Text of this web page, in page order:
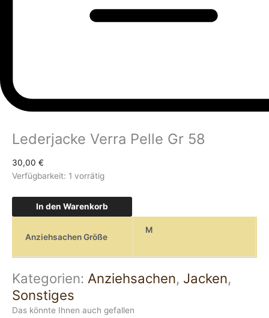
Lederjacke Verra Pelle Gr 58
30,00 €
Verfügbarkeit: 1 vorrätig
In den Warenkorb
Anziehsachen Größe
M
Kategorien: Anziehsachen, Jacken,
Sonstiges
Das könnte Ihnen auch gefallen